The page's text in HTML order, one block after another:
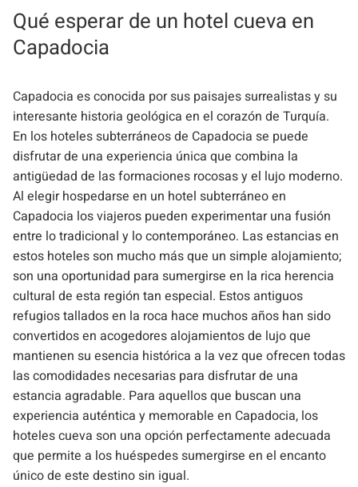
Qué esperar de un hotel cueva en
Capadocia
Capadocia es conocida por sus paisajes surrealistas y su
interesante historia geológica en el corazón de Turquía.
En los hoteles subterráneos de Capadocia se puede
disfrutar de una experiencia única que combina la
antigüedad de las formaciones rocosas y el lujo moderno.
Al elegir hospedarse en un hotel subterráneo en
Capadocia los viajeros pueden experimentar una fusión
entre lo tradicional y lo contemporáneo. Las estancias en
estos hoteles son mucho más que un simple alojamiento;
son una oportunidad para sumergirse en la rica herencia
cultural de esta región tan especial. Estos antiguos
refugios tallados en la roca hace muchos años han sido
convertidos en acogedores alojamientos de lujo que
mantienen su esencia histórica a la vez que ofrecen todas
las comodidades necesarias para disfrutar de una
estancia agradable. Para aquellos que buscan una
experiencia auténtica y memorable en Capadocia, los
hoteles cueva son una opción perfectamente adecuada
que permite a los huéspedes sumergirse en el encanto
único de este destino sin igual.